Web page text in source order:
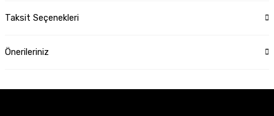
Taksit Seçenekleri
Önerileriniz